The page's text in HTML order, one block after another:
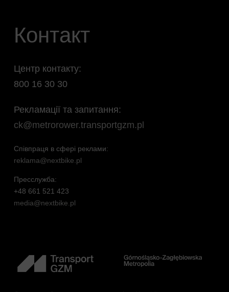
Контакт
Центр контакту:
800 16 30 30
Рекламації та запитання:
ck@metrorower.transportgzm.pl
Співпраця в сфері реклами:
reklama@nextbike.pl
Пресслужба:
+48 661 521 423
media@nextbike.pl